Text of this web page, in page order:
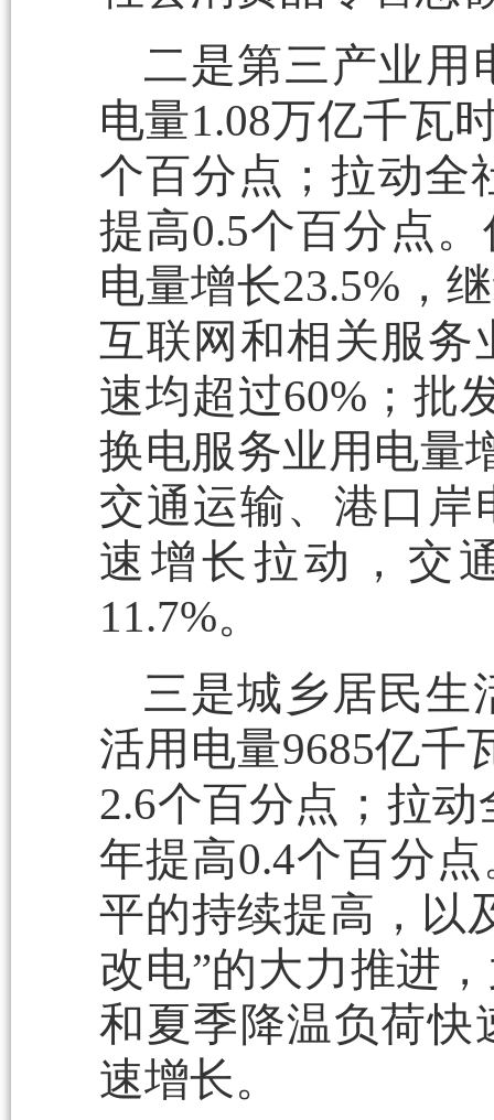
二是第三产业用
电量1.08万亿千瓦
个百分点；拉动全
提高0.5个百分点
电量增长23.5%，
互联网和相关服务
速均超过60%；批
换电服务业用电量
交通运输、港口岸
速增长拉动，交
11.7%。
三是城乡居民生
活用电量9685亿千
2.6个百分点；拉
年提高0.4个百分
平的持续提高，以
改电”的大力推进
和夏季降温负荷快
速增长。